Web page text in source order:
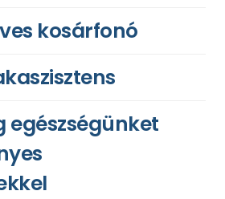
kosárfonó
egészségünket